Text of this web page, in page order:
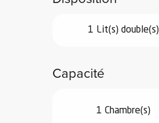
1 Lit(s) double(s)
Capacité
1 Chambre(s)